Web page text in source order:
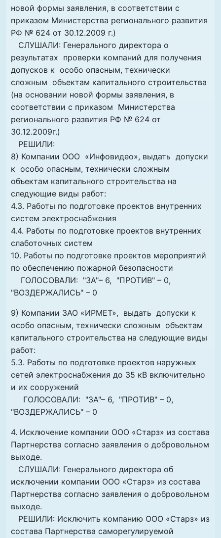
новой формы заявления, в соответствии с
приказом Министерства регионального развития
РФ № 624 от 30.12.2009 г.)
СЛУШАЛИ: Генерального директора о
результатах проверки компаний для получения
допусков к особо опасным, технически
сложным объектам капитального строительства
(на основании новой формы заявления, в
соответствии с приказом Министерства
регионального развития РФ № 624 от
30.12.2009г.)
РЕШИЛИ:
8) Компании ООО «Инфовидео», выдать допуски
к особо опасным, технически сложным
объектам капитального строительства на
следующие виды работ:
4.3. Работы по подготовке проектов внутренних
систем электроснабжения
4.4. Работы по подготовке проектов внутренних
слаботочных систем
10. Работы по подготовке проектов мероприятий
по обеспечению пожарной безопасности
ГОЛОСОВАЛИ: "ЗА"– 6, "ПРОТИВ" – 0,
"ВОЗДЕРЖАЛИСЬ" – 0
9) Компании ЗАО «ИРМЕТ», выдать допуски к
особо опасным, технически сложным объектам
капитального строительства на следующие виды
работ:
5.3. Работы по подготовке проектов наружных
сетей электроснабжения до 35 кВ включительно
и их сооружений
ГОЛОСОВАЛИ: "ЗА"– 6, "ПРОТИВ" – 0,
"ВОЗДЕРЖАЛИСЬ" – 0
4. Исключение компании ООО «Старз» из состава
Партнерства согласно заявления о добровольном
выходе.
СЛУШАЛИ: Генерального директора об
исключении компании ООО «Старз» из состава
Партнерства согласно заявления о добровольном
выходе.
РЕШИЛИ: Исключить компанию ООО «Старз» из
состава Партнерства саморегулируемой